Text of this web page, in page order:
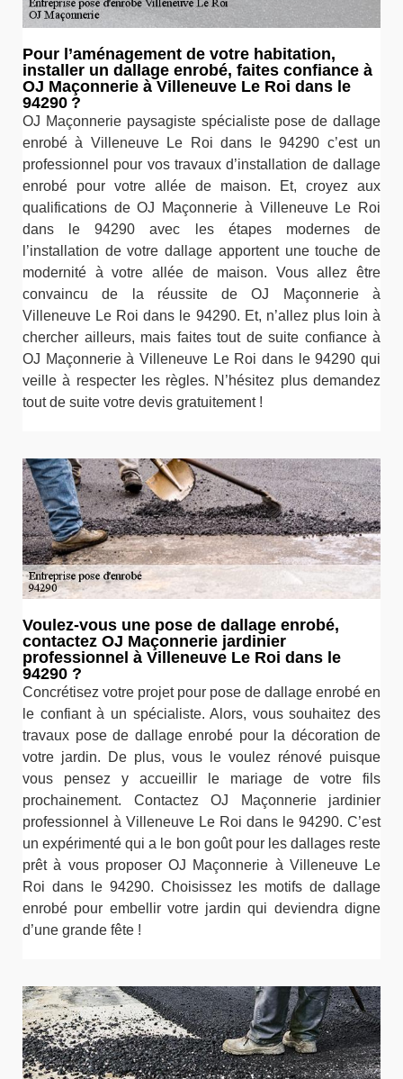
Pour l’aménagement de votre habitation,
installer un dallage enrobé, faites confiance à
OJ Maçonnerie à Villeneuve Le Roi dans le
94290 ?
OJ Maçonnerie paysagiste spécialiste pose de dallage
enrobé à Villeneuve Le Roi dans le 94290 c’est un
professionnel pour vos travaux d’installation de dallage
enrobé pour votre allée de maison. Et, croyez aux
qualifications de OJ Maçonnerie à Villeneuve Le Roi
dans le 94290 avec les étapes modernes de
l’installation de votre dallage apportent une touche de
modernité à votre allée de maison. Vous allez être
convaincu de la réussite de OJ Maçonnerie à
Villeneuve Le Roi dans le 94290. Et, n’allez plus loin à
chercher ailleurs, mais faites tout de suite confiance à
OJ Maçonnerie à Villeneuve Le Roi dans le 94290 qui
veille à respecter les règles. N’hésitez plus demandez
tout de suite votre devis gratuitement !
Voulez-vous une pose de dallage enrobé,
contactez OJ Maçonnerie jardinier
professionnel à Villeneuve Le Roi dans le
94290 ?
Concrétisez votre projet pour pose de dallage enrobé en
le confiant à un spécialiste. Alors, vous souhaitez des
travaux pose de dallage enrobé pour la décoration de
votre jardin. De plus, vous le voulez rénové puisque
vous pensez y accueillir le mariage de votre fils
prochainement. Contactez OJ Maçonnerie jardinier
professionnel à Villeneuve Le Roi dans le 94290. C’est
un expérimenté qui a le bon goût pour les dallages reste
prêt à vous proposer OJ Maçonnerie à Villeneuve Le
Roi dans le 94290. Choisissez les motifs de dallage
enrobé pour embellir votre jardin qui deviendra digne
d’une grande fête !